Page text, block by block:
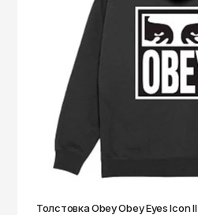
Толстовка Obey Obey Eyes Icon II